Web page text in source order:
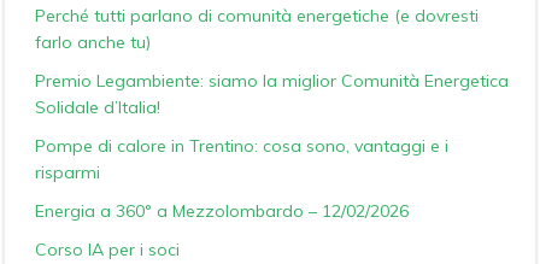
Perché tutti parlano di comunità energetiche (e dovresti
farlo anche tu)
Premio Legambiente: siamo la miglior Comunità Energetica
Solidale d’Italia!
Pompe di calore in Trentino: cosa sono, vantaggi e i
risparmi
Energia a 360° a Mezzolombardo – 12/02/2026
Corso IA per i soci